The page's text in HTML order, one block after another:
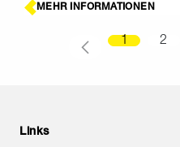
MEHR INFORMATIONEN
1 2
Links